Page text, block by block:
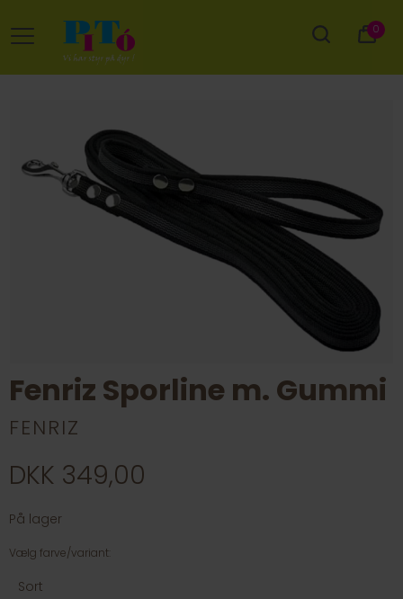
0
Fenriz Sporline m. Gummi
FENRIZ
DKK 349,00
På lager
Vælg farve/variant:
Sort